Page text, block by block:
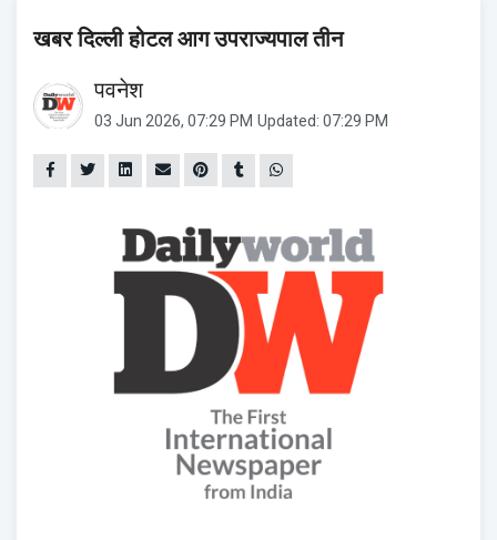
खबर दिल्ली होटल आग उपराज्यपाल तीन
पवनेश
03 Jun 2026, 07:29 PM Updated: 07:29 PM